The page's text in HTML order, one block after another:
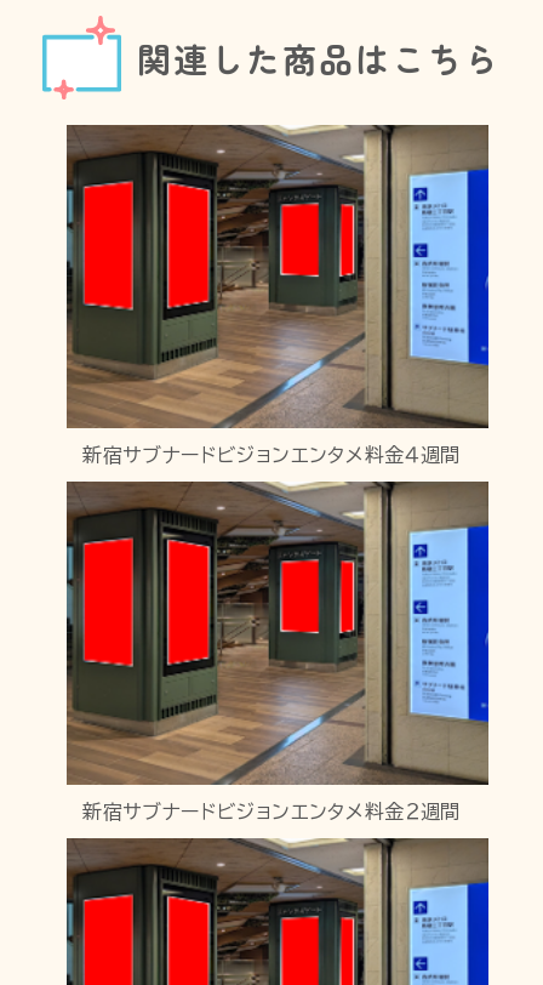
関連した商品はこちら
新宿サブナードビジョンエンタメ料金４週間
新宿サブナードビジョンエンタメ料金２週間